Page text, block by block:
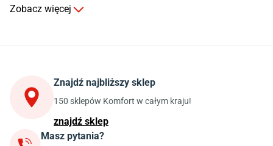
Stoły do kuchni
Szafki kuchenne wiszące (górne)
Szafki pod zlewozmywak
Blaty kuchenne laminowane
Jadalnia
Zobacz więcej
Znajdź najbliższy sklep
150 sklepów Komfort w całym kraju!
znajdź sklep
Masz pytania?